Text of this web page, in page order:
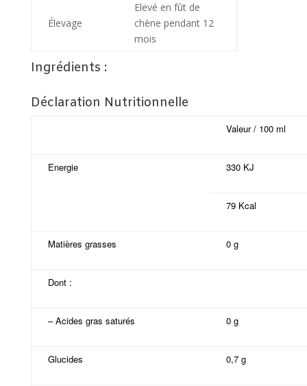
Élevage
Elevé en fût de
chène pendant 12
mois
Ingrédients :
Déclaration Nutritionnelle
Valeur / 100 ml
Energie 330 KJ
79 Kcal
Matières grasses 0 g
Dont :
– Acides gras saturés 0 g
Glucides 0,7 g